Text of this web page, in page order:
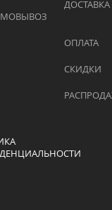
			    		КАРЬЕРА